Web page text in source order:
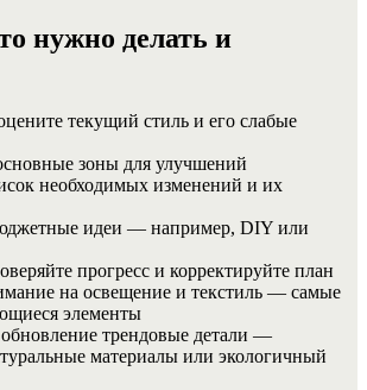
нужно делать и
текущий стиль и его слабые
зоны для улучшений
необходимых изменений и их
идеи — например, DIY или
прогресс и корректируйте план
на освещение и текстиль — самые
элементы
трендовые детали —
материалы или экологичный